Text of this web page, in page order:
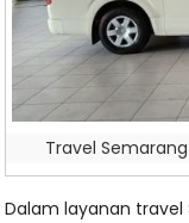
Travel
Dalam layanan